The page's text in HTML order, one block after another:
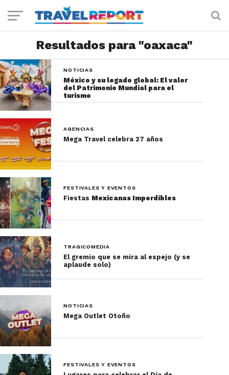
Resultados para "oaxaca"
NOTICIAS
México y su legado global: El valor
del Patrimonio Mundial para el
turismo
AGENCIAS
Mega Travel celebra 27 años
FESTIVALES Y EVENTOS
Fiestas Mexicanas Imperdibles
TRAGICOMEDIA
El gremio que se mira al espejo (y se
aplaude solo)
NOTICIAS
Mega Outlet Otoño
FESTIVALES Y EVENTOS